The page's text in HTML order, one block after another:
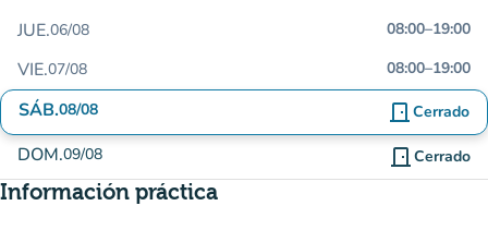
JUE.06/08 08:00–19:00
VIE.07/08 08:00–19:00
SÁB.08/08 door_front Cerrado
DOM.09/08 door_front Cerrado
Información práctica